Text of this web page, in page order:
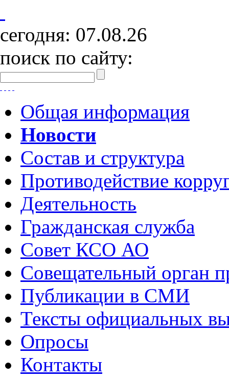
сегодня: 07.08.26
поиск по сайту:
Общая информация
Новости
Состав и структура
Противодействие
Деятельность
Гражданская служба
Совет КСО АО
Совещательный орган
Публикации в СМИ
Тексты официальных
Опросы
Контакты